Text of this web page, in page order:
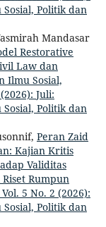
Sosial, Politik dan
Mandasar
Restorative
Law dan
Ilmu Sosial,
Juli:
Sosial, Politik dan
Peran Zaid
Kajian Kritis
Validitas
Rumpun
5 No. 2 (2026):
Sosial, Politik dan